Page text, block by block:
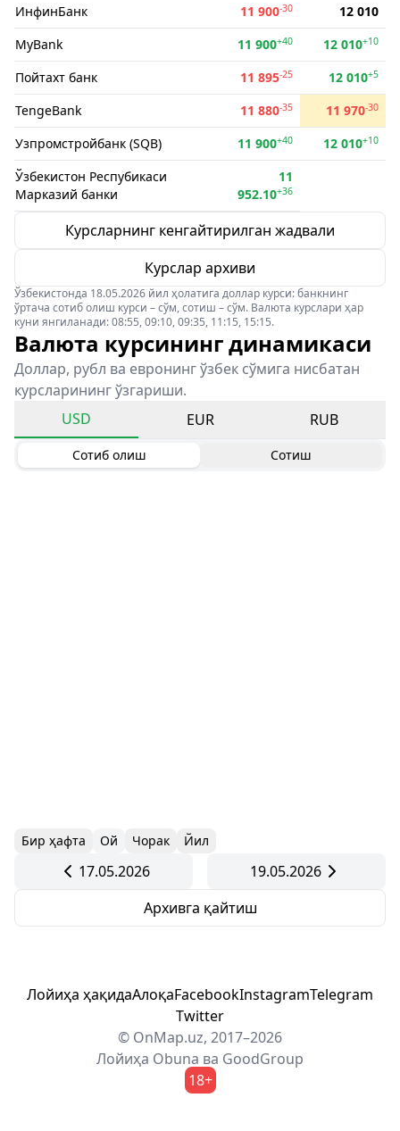
ИнфинБанк
11 900-30
12 010
MyBank
11 900+40 12 010+10
Пойтахт банк 11 895-25 12 010+5
TengeBank 11 880-35 11 970-30
Узпромстройбанк (SQB) 11 900+40 12 010+10
Ўзбекистон Респубикаси
Марказий банки
11
952.10+36
Курсларнинг кенгайтирилган жадвали
Курслар архиви
Ўзбекистонда 18.05.2026 йил ҳолатига доллар курси: банкнинг
ўртача сотиб олиш курси – сўм, сотиш – сўм. Валюта курслари ҳар
куни янгиланади: 08:55, 09:10, 09:35, 11:15, 15:15.
Валюта курсининг динамикаси
Доллар, рубл ва евронинг ўзбек сўмига нисбатан
курсларининг ўзгариши.
USD
EUR RUB
Сотиб олиш Сотиш
Бир ҳафта Ой Чорак Йил
17.05.2026
19.05.2026
Архивга қайтиш
Лойиҳа ҳақидаАлоқаFacebookInstagramTelegram
Twitter
© OnMap.uz, 2017–2026
Лойиҳа Obuna ва GoodGroup
18+